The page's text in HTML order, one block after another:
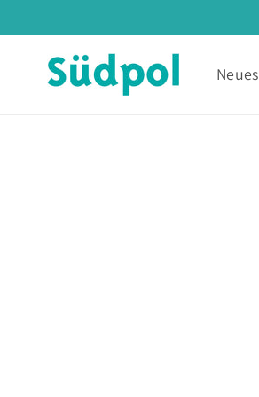
Inhalt
Neues